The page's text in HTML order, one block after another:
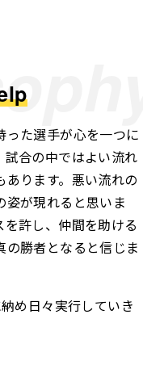
った選手が心を一つに
試合の中ではよい流れ
ります。悪い流れの
姿が現れると思いま
許し、仲間を助ける
勝者となると信じま
め日々実行していき